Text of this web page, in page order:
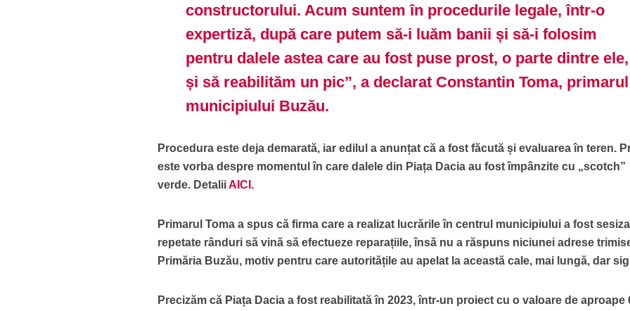
constructorului. Acum suntem în procedurile legale, într-o
expertiză, după care putem să-i luăm banii și să-i folosim
pentru dalele astea care au fost puse prost, o parte dintre ele,
și să reabilităm un pic”, a declarat Constantin Toma, primarul
municipiului Buzău.
Procedura este deja demarată, iar edilul a anunțat că a fost făcută și evaluarea în teren.
este vorba despre momentul în care dalele din Piața Dacia au fost împânzite cu „scotch”
verde. DetaliiAICI.
Primarul Toma a spus că firma care a realizat lucrările în centrul municipiului a fost
repetate rânduri să vină să efectueze reparațiile, însă nu a răspuns niciunei adrese
Primăria Buzău, motiv pentru care autoritățile au apelat la această cale, mai lungă, dar
Precizăm că Piața Dacia a fost reabilitată în 2023, într-un proiect cu o valoare de aproape